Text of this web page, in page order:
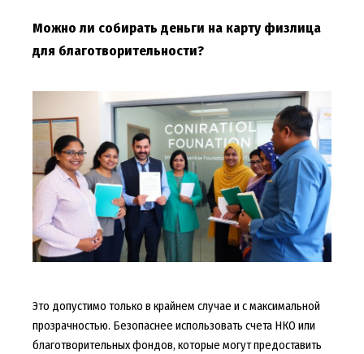
Можно ли собирать деньги на карту физлица
для благотворительности?
Это допустимо только в крайнем случае и с максимальной
прозрачностью. Безопаснее использовать счета НКО или
благотворительных фондов, которые могут предоставить